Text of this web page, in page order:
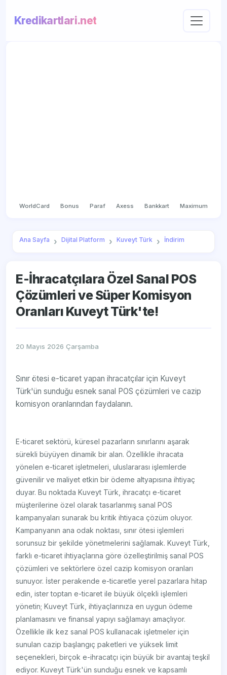
Kredikartlari.net
WorldCard Bonus Paraf Axess Bankkart Maximum
Ana Sayfa Dijital Platform Kuveyt Türk İndirim
E-İhracatçılara Özel Sanal POS
Çözümleri ve Süper Komisyon
Oranları Kuveyt Türk'te!
20 Mayıs 2026 Çarşamba
Sınır ötesi e-ticaret yapan ihracatçılar için Kuveyt
Türk'ün sunduğu esnek sanal POS çözümleri ve cazip
komisyon oranlarından faydalanın.
E-ticaret sektörü, küresel pazarların sınırlarını aşarak
sürekli büyüyen dinamik bir alan. Özellikle ihracata
yönelen e-ticaret işletmeleri, uluslararası işlemlerde
güvenilir ve maliyet etkin bir ödeme altyapısına ihtiyaç
duyar. Bu noktada Kuveyt Türk, ihracatçı e-ticaret
müşterilerine özel olarak tasarlanmış sanal POS
kampanyaları sunarak bu kritik ihtiyaca çözüm oluyor.
Kampanyanın ana odak noktası, sınır ötesi işlemleri
sorunsuz bir şekilde yönetmelerini sağlamak. Kuveyt Türk,
farklı e-ticaret ihtiyaçlarına göre özelleştirilmiş sanal POS
çözümleri ve sektörlere özel cazip komisyon oranları
sunuyor. İster perakende e-ticaretle yerel pazarlara hitap
edin, ister toptan e-ticaret ile büyük ölçekli işlemleri
yönetin; Kuveyt Türk, ihtiyaçlarınıza en uygun ödeme
planlamasını ve finansal yapıyı sağlamayı amaçlıyor.
Özellikle ilk kez sanal POS kullanacak işletmeler için
sunulan cazip başlangıç paketleri ve yüksek limit
seçenekleri, birçok e-ihracatçı için büyük bir avantaj teşkil
ediyor. Kuveyt Türk'ün sunduğu esnek ve kapsamlı